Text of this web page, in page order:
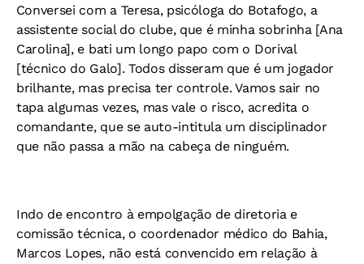
Conversei com a Teresa, psicóloga do Botafogo, a
assistente social do clube, que é minha sobrinha [Ana
Carolina], e bati um longo papo com o Dorival
[técnico do Galo]. Todos disseram que é um jogador
brilhante, mas precisa ter controle. Vamos sair no
tapa algumas vezes, mas vale o risco, acredita o
comandante, que se auto-intitula um disciplinador
que não passa a mão na cabeça de ninguém.
Indo de encontro à empolgação de diretoria e
comissão técnica, o coordenador médico do Bahia,
Marcos Lopes, não está convencido em relação à